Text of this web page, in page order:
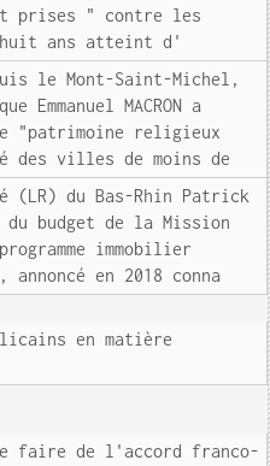
prises " contre les
huit ans atteint d'
le Mont-Saint-Michel,
MACRON a
"patrimoine religieux
des villes de moins de
(LR) du Bas-Rhin Patrick
du budget de la Mission
immobilier
en 2018 conna
en matière
faire de l'accord franco-